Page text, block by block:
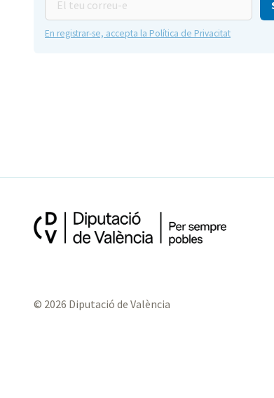
teu
correu-
En registrar-se, accepta la Política de Privacitat
© 2026 Diputació de València